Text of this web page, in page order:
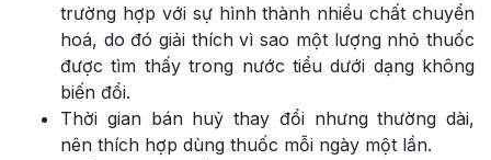
trường hợp với sự hình thành nhiều chất chuyển
hoá, do đó giải thích vì sao một lượng nhỏ thuốc
được tìm thấy trong nước tiểu dưới dạng không
biến đổi.
Thời gian bán huỷ thay đổi nhưng thường dài,
nên thích hợp dùng thuốc mỗi ngày một lần.